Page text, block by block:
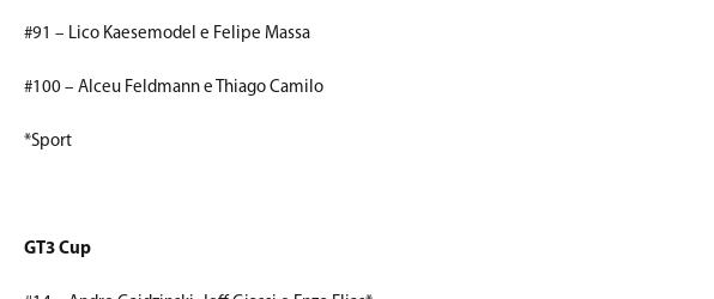
#91 – Lico Kaesemodel e Felipe Massa
#100 – Alceu Feldmann e Thiago Camilo
*Sport
GT3 Cup